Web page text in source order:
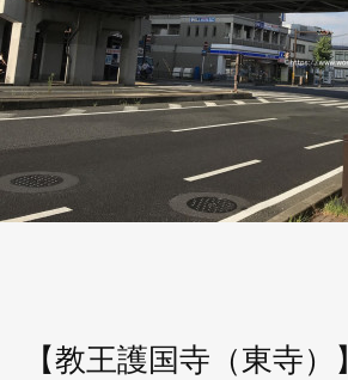
【教王護国寺（東寺）】